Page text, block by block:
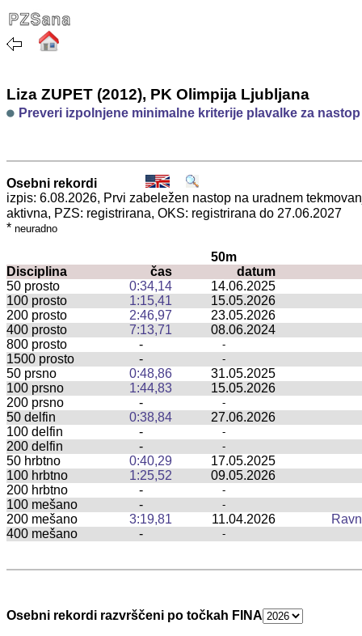
Liza ZUPET (2012), PK Olimpija Ljubljana
Preveri izpolnjene minimalne kriterije plavalke za
Osebni rekordi
izpis: 6.08.2026, Prvi zabeležen nastop na uradnem
aktivna, PZS: registrirana, OKS: registrirana do 27.06.2027
* neuradno
50m
Disciplina
čas
datum
50 prosto
0:34,14
14.06.2025
100 prosto
1:15,41
15.05.2026
200 prosto
2:46,97
23.05.2026
400 prosto
7:13,71
08.06.2024
800 prosto
- -
1500 prosto - -
50 prsno 0:48,86
31.05.2025
100 prsno
1:44,83
15.05.2026
200 prsno
- -
50 delfin 0:38,84
27.06.2026
100 delfin
- -
200 delfin - -
50 hrbtno 0:40,29
17.05.2025
100 hrbtno
1:25,52
09.05.2026
200 hrbtno
- -
100 mešano - -
200 mešano 3:19,81 11.04.2026
400 mešano
- -
Osebni rekordi razvrščeni po točkah FINA